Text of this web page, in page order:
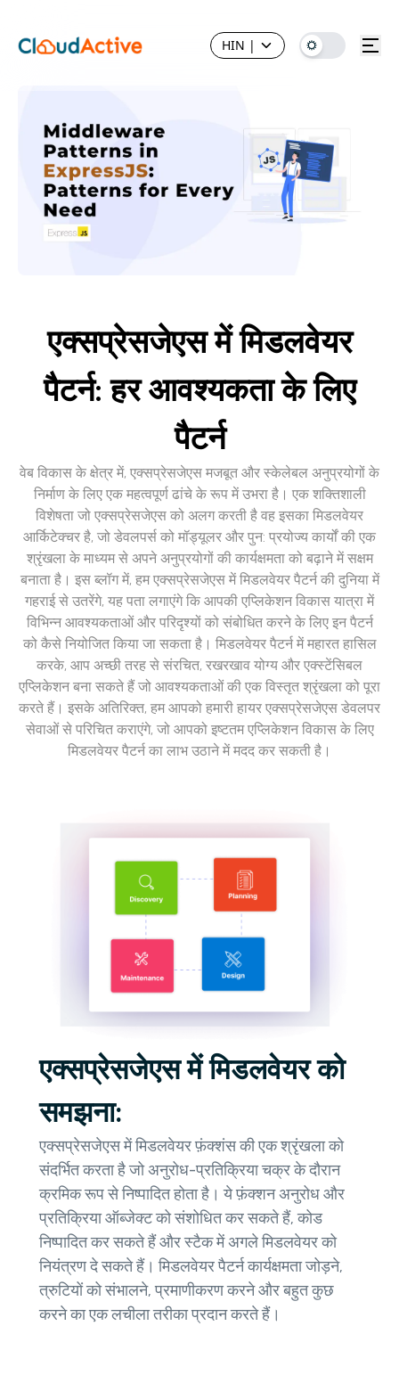
HIN |
एक्सप्रेसजेएस में मिडलवेयर
पैटर्न: हर आवश्यकता के लिए
पैटर्न
वेब विकास के क्षेत्र में, एक्सप्रेसजेएस मजबूत और स्केलेबल अनुप्रयोगों के
निर्माण के लिए एक महत्वपूर्ण ढांचे के रूप में उभरा है। एक शक्तिशाली
विशेषता जो एक्सप्रेसजेएस को अलग करती है वह इसका मिडलवेयर
आर्किटेक्चर है, जो डेवलपर्स को मॉड्यूलर और पुन: प्रयोज्य कार्यों की एक
श्रृंखला के माध्यम से अपने अनुप्रयोगों की कार्यक्षमता को बढ़ाने में सक्षम
बनाता है। इस ब्लॉग में, हम एक्सप्रेसजेएस में मिडलवेयर पैटर्न की दुनिया में
गहराई से उतरेंगे, यह पता लगाएंगे कि आपकी एप्लिकेशन विकास यात्रा में
विभिन्न आवश्यकताओं और परिदृश्यों को संबोधित करने के लिए इन पैटर्न
को कैसे नियोजित किया जा सकता है। मिडलवेयर पैटर्न में महारत हासिल
करके, आप अच्छी तरह से संरचित, रखरखाव योग्य और एक्स्टेंसिबल
एप्लिकेशन बना सकते हैं जो आवश्यकताओं की एक विस्तृत श्रृंखला को पूरा
करते हैं। इसके अतिरिक्त, हम आपको हमारी हायर एक्सप्रेसजेएस डेवलपर
सेवाओं से परिचित कराएंगे, जो आपको इष्टतम एप्लिकेशन विकास के लिए
मिडलवेयर पैटर्न का लाभ उठाने में मदद कर सकती है।
एक्सप्रेसजेएस में मिडलवेयर को
समझना:
एक्सप्रेसजेएस में मिडलवेयर फ़ंक्शंस की एक श्रृंखला को
संदर्भित करता है जो अनुरोध-प्रतिक्रिया चक्र के दौरान
क्रमिक रूप से निष्पादित होता है। ये फ़ंक्शन अनुरोध और
प्रतिक्रिया ऑब्जेक्ट को संशोधित कर सकते हैं, कोड
निष्पादित कर सकते हैं और स्टैक में अगले मिडलवेयर को
नियंत्रण दे सकते हैं। मिडलवेयर पैटर्न कार्यक्षमता जोड़ने,
त्रुटियों को संभालने, प्रमाणीकरण करने और बहुत कुछ
करने का एक लचीला तरीका प्रदान करते हैं।